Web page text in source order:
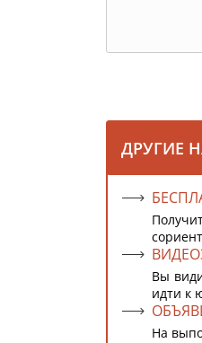
ДРУГИЕ
Вы
идти к
На